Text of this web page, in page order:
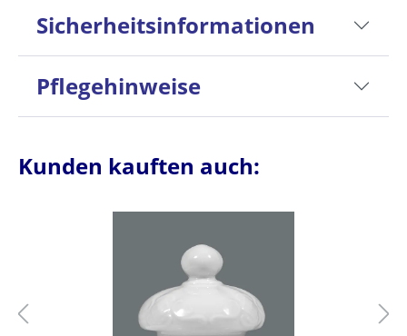
Sicherheitsinformationen
Pflegehinweise
Kunden kauften auch: